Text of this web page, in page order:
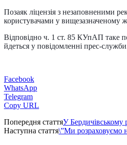
Позаяк ліцензія з незаповненими
користувачами у вищезазначеному
Відповідно ч. 1 ст. 85 КУпАП таке
йдеться у повідомленні прес-
Facebook
WhatsApp
Telegram
Copy URL
Попередня статтяУ Бердичівському
Наступна стаття\”Ми розраховуємо